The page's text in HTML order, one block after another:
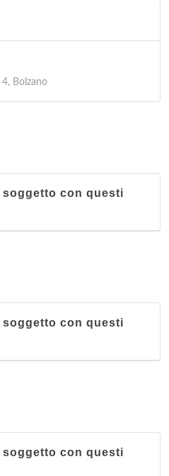
Bolzano
con questi
con questi
con questi